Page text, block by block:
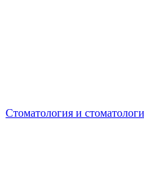
Стоматология и